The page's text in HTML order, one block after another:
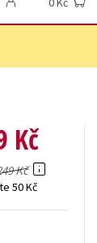
Kč
Kč
50 Kč